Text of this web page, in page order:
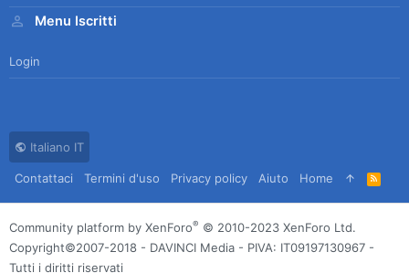
Menu Iscritti
Login
Italiano IT
Contattaci Termini d'uso Privacy policy Aiuto Home
R
S
S
Community platform by XenForo® © 2010-2023 XenForo Ltd.
Copyright©2007-2018 - DAVINCI Media - PIVA: IT09197130967 -
Tutti i diritti riservati